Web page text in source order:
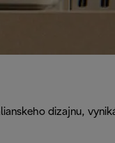
dizajnu,